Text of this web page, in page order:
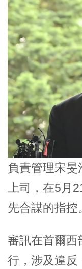
負責管理宋旻
上司，在5月
先合謀的指控
審訊在首爾
行，涉及違反